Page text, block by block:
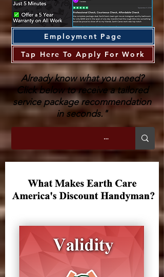
Employment Page
Tap Here To Apply For Work
Already know what you need?
Click below to receive a tailored
service package recommendation
in seconds."